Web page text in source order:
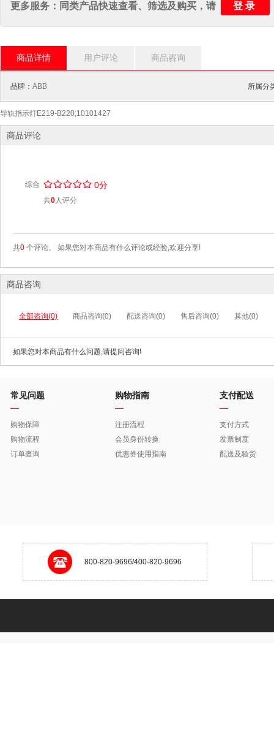
更多服务：同类产品快速查看、筛选及购买，请 登录
商品详情 用户评论 商品咨询
品牌： ABB 所属分
导轨指示灯E219-B220;10101427
商品评论
综合 /////
..... 0分
共0人评分
共0 个评论。 如果您对本商品有什么评论或经验,欢迎分享!
商品咨询
全部咨询(0) 商品咨询(0) 配送咨询(0) 售后咨询(0) 其他(0)
如果您对本商品有什么问题,请提问咨询!
常见问题
购物保障
购物流程
订单查询
购物指南
注册流程
会员身份转换
优惠券使用指南
支付配送
支付方式
发票制度
配送及验货
800-820-9696/400-820-9696